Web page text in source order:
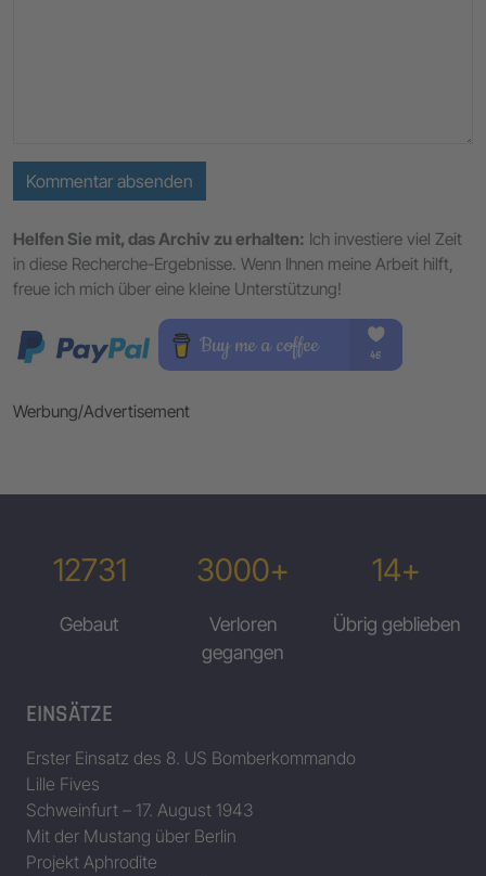
Kommentar absenden
Helfen Sie mit, das Archiv zu erhalten: Ich investiere viel Zeit
in diese Recherche-Ergebnisse. Wenn Ihnen meine Arbeit hilft,
freue ich mich über eine kleine Unterstützung!
Werbung/Advertisement
12731
Gebaut
3000+
Verloren
gegangen
14+
Übrig geblieben
EINSÄTZE
Erster Einsatz des 8. US Bomberkommando
Lille Fives
Schweinfurt – 17. August 1943
Mit der Mustang über Berlin
Projekt Aphrodite